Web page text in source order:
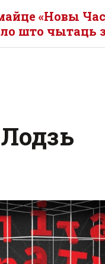
«Новы
што чытаць